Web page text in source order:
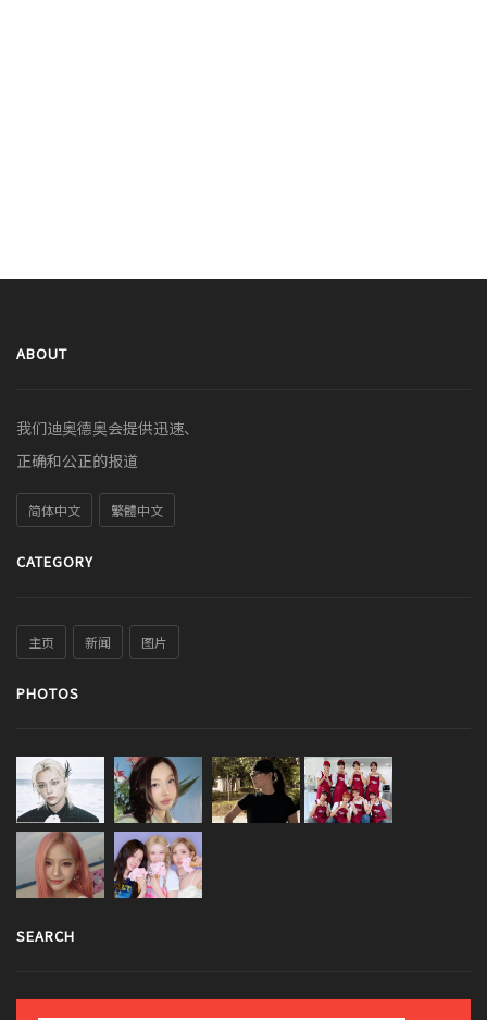
ABOUT
我们迪奥德奥会提供迅速、
正确和公正的报道
简体中文 繁體中文
CATEGORY
主页 新闻 图片
PHOTOS
SEARCH